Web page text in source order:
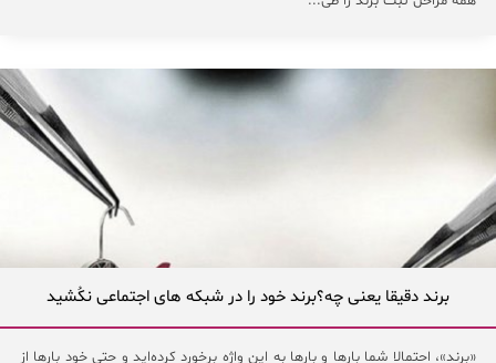
برند دقیقا یعنی چه؟برند خود را در شبکه های اجتماعی نکُشید
«برند»، احتمالا شما بارها و بارها به این واژه برخورد کرده‌اید و حتی خود بارها از